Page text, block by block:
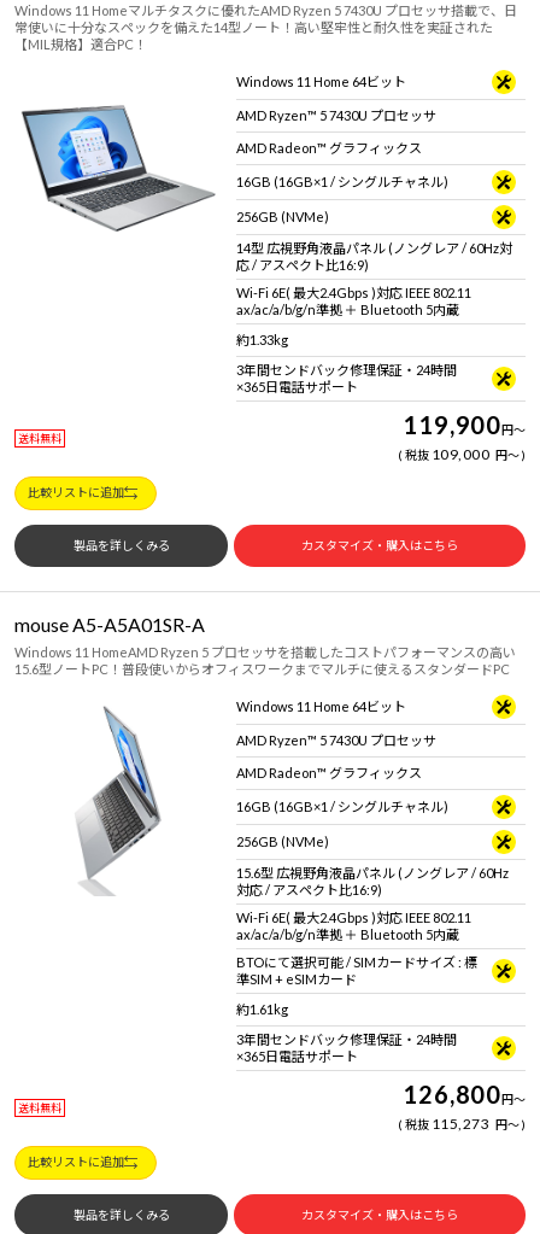
Windows 11 Homeマルチタスクに優れたAMD Ryzen 5 7430U プロセッサ搭載で、日
常使いに十分なスペックを備えた14型ノート！高い堅牢性と耐久性を実証された
【MIL規格】適合PC！
Windows 11 Home 64ビット
AMD Ryzen™ 5 7430U プロセッサ
AMD Radeon™ グラフィックス
16GB (16GB×1 / シングルチャネル)
256GB (NVMe)
14型 広視野角液晶パネル (ノングレア / 60Hz対
応 / アスペクト比16:9)
Wi-Fi 6E( 最大2.4Gbps )対応 IEEE 802.11
ax/ac/a/b/g/n準拠 ＋ Bluetooth 5内蔵
約1.33kg
3年間センドバック修理保証・24時間
×365日電話サポート
送料無料 119,900円～
税抜 109,000 円～
比較リストに追加
製品を詳しくみる カスタマイズ・購入はこちら
mouse A5-A5A01SR-A
Windows 11 HomeAMD Ryzen 5 プロセッサを搭載したコストパフォーマンスの高い
15.6型ノートPC！普段使いからオフィスワークまでマルチに使えるスタンダードPC
Windows 11 Home 64ビット
AMD Ryzen™ 5 7430U プロセッサ
AMD Radeon™ グラフィックス
16GB (16GB×1 / シングルチャネル)
256GB (NVMe)
15.6型 広視野角液晶パネル (ノングレア / 60Hz
対応 / アスペクト比16:9)
Wi-Fi 6E( 最大2.4Gbps )対応 IEEE 802.11
ax/ac/a/b/g/n準拠 ＋ Bluetooth 5内蔵
BTOにて選択可能 / SIMカードサイズ : 標
準SIM + eSIMカード
約1.61kg
3年間センドバック修理保証・24時間
×365日電話サポート
送料無料 126,800円～
税抜 115,273 円～
比較リストに追加
製品を詳しくみる カスタマイズ・購入はこちら